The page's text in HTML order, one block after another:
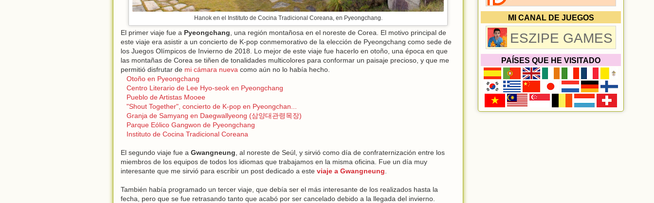
Hanok en el Instituto de Cocina Tradicional Coreana, en Pyeongchang.
El primer viaje fue a Pyeongchang , una región montañosa en el noreste de Corea. El motivo principal de
este viaje era asistir a un concierto de K-pop conmemorativo de la elección de Pyeongchang como sede de
los Juegos Olímpicos de Invierno de 2018. Lo mejor de este viaje fue hacerlo en otoño, una época en que
las montañas de Corea se tiñen de tonalidades multicolores para conformar un paisaje precioso, y que me
permitió disfrutar de mi cámara nueva como aún no lo había hecho.
Otoño en Pyeongchang
Centro Literario de Lee Hyo-seok en Pyeongchang
Pueblo de Artistas Mooee
"Shout Together", concierto de K-pop en Pyeongchan...
Granja de Samyang en Daegwallyeong (삼양대관령목장)
Parque Eólico Gangwon de Pyeongchang
Instituto de Cocina Tradicional Coreana
El segundo viaje fue a Gwangneung , al noreste de Seúl, y sirvió como día de confraternización entre los
miembros de los equipos de todos los idiomas que trabajamos en la misma oficina. Fue un día muy
interesante que me sirvió para escribir un post dedicado a este viaje a Gwangneung
También había programado un tercer viaje, que debía ser el más interesante de los realizados hasta la
fecha, pero que se fue retrasando tanto que acabó por ser cancelado debido a la llegada del invierno.
MI CANAL DE JUEGOS
ESZIPE GAMES
PAÍSES QUE HE VISITADO